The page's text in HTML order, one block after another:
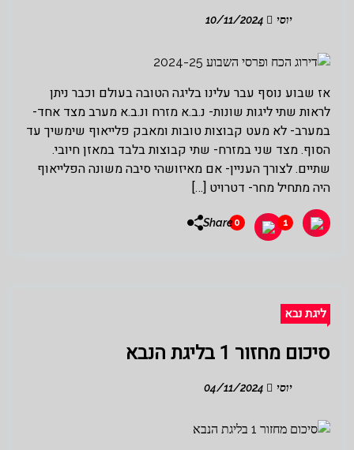
יוסי
אז שבוע נוסף עבר עלינו בליגה הטובה בעולם וכבר ניתן
לראות שתי ליגות שונות- נ.ב.א מזרח ונ.ב.א מערב מצד אחד-
במערב- לא מעט קבוצות טובות ומאבק פלייאוף שימשיך עד
הסוף. מצד שני במזרח- שתי קבוצות בלבד במאזן חיובי.
שתיים. לצורך העניין- אם מאיזושהי סיבה משונה הפלייאוף
היה מתחיל מחר- דטרויט […]
1
0
Share
ליגת נבא
סיכום מחזור 1 בליגת הנבא
יוסי